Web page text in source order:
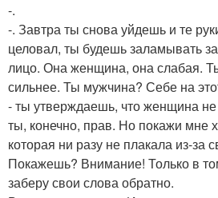
-.
-. Завтра ты снова уйдешь и те
целовал, ты будешь заламывать
лицо. Она женщина, она слабая.
сильнее. Ты мужчина? Себе на
- ты утверждаешь, что женщина
ты, конечно, прав. Но покажи мне
которая ни разу не плакала из-за
Покажешь? Внимание! Только в
заберу свои слова обратно.